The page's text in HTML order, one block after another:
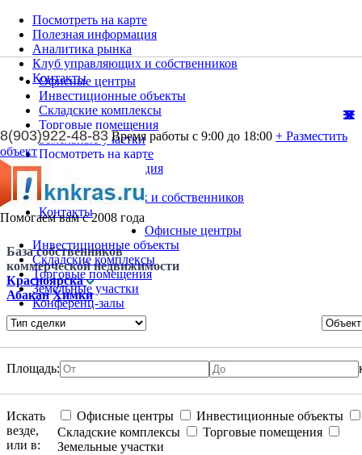
Посмотреть на карте
Полезная информация
Аналитика рынка
Клуб управляющих и собственников
Контакты
8(903)922-48-83 Время работы с 9:00 до 18:00 + Разместить
объект
Помогаем вам с 2008 года
Офисные центры
Инвестиционные объекты
Складские комплексы
Торговые помещения
Земельные участки
Конференц-залы
Офисные центры
Инвестиционные объекты
Складские комплексы
Торговые помещения
Земельные участки
Посмотреть на карте
Полезная информация
Аналитика рынка
Клуб управляющих и собственников
Контакты
База собственников
коммерческой недвижимости
Красноярска
Абакан Химки
Площадь:
Искать
везде,
или в:
Офисные центры
Инвестиционные объекты
Складские комплексы
Торговые помещения
Земельные участки